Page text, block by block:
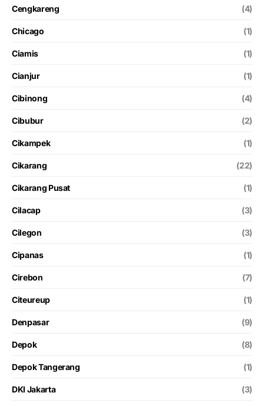
Cengkareng (4)
Chicago (1)
Ciamis (1)
Cianjur (1)
Cibinong (4)
Cibubur (2)
Cikampek (1)
Cikarang (22)
Cikarang Pusat (1)
Cilacap (3)
Cilegon (3)
Cipanas (1)
Cirebon (7)
Citeureup (1)
Denpasar (9)
Depok (8)
Depok Tangerang (1)
DKI Jakarta (3)